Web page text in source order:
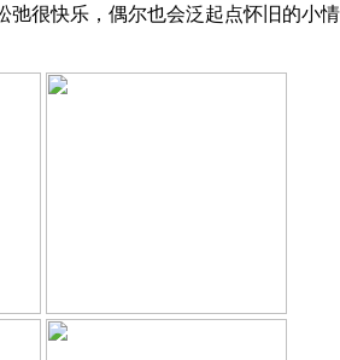
弛很快乐，偶尔也会泛起点怀旧的小情